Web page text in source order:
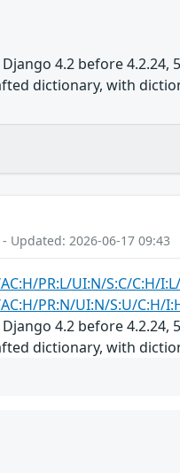
4.2 before
dictionary, with
Updated: 2026-06-17 09:43
PR:L/UI:N/S:C/C:H/
PR:N/UI:N/S:U/C:H/
4.2 before
dictionary, with